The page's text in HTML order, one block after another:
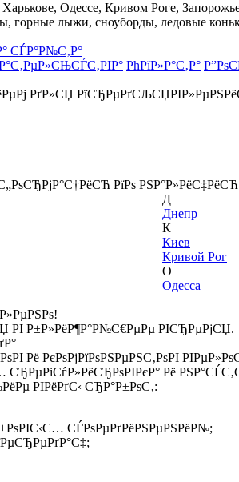
Одессе, Кривом Роге,
горные лыжи, сноуборды, ледовые
СЃР°Р№С‚Р°
РћРїР»Р°С‚Р°
РґР»СЏ
РїРѕ РЅР°Р»РёС‡РёСЋ
Д
Днепр
К
Киев
Кривой Рог
О
Одесса
РІ Р±Р»РёР¶Р°Р№С€РµРµ РІСЂРµРјСЏ.
Рё РєРѕРјРїРѕРЅРµРЅС‚РѕРІ
Рё
РІРёРґС‹ СЂР°Р±РѕС‚:
СЃРѕРµРґРёРЅРµРЅРёР№;